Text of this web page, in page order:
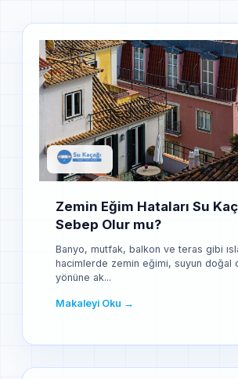
Zemin Eğim Hataları Su
Sebep Olur mu?
Banyo, mutfak, balkon ve teras gibi
hacimlerde zemin eğimi, suyun doğal
yönüne ak...
Makaleyi Oku →